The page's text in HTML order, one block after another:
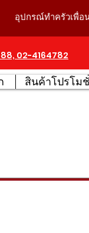
อุปกรณ์ทำครัวเพื่อ
02-4164782
สินค้าโปรโม